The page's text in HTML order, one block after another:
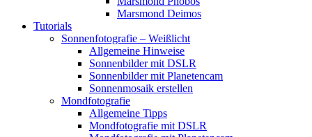
Marsmond Deimos
Tutorials
Sonnenfotografie – Weißlicht
Allgemeine Hinweise
Sonnenbilder mit DSLR
Sonnenbilder mit Planetencam
Sonnenmosaik erstellen
Mondfotografie
Allgemeine Tipps
Mondfotografie mit DSLR